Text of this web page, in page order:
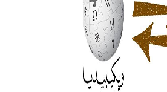
حيواني يتكون في البحر ويتركب
وهو أحمر أو شديد الحمرة وهو
الحجم ويسمى الش